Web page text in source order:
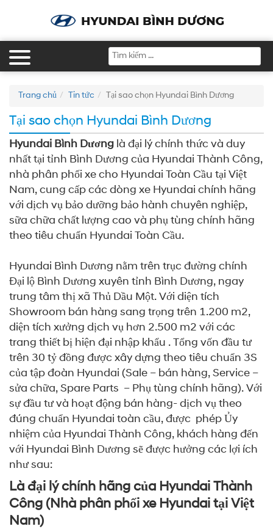
Trang chủ Tin tức Tại sao chọn Hyundai Bình Dương
Tại sao chọn Hyundai Bình Dương
Hyundai Bình Dương là đại lý chính thức và duy
nhất tại tỉnh Bình Dương của Hyundai Thành Công,
nhà phân phối xe cho Hyundai Toàn Cầu tại Việt
Nam, cung cấp các dòng xe Hyundai chính hãng
với dịch vụ bảo dưỡng bảo hành chuyên nghiệp,
sữa chữa chất lượng cao và phụ tùng chính hãng
theo tiêu chuẩn Hyundai Toàn Cầu.
Hyundai Bình Dương nằm trên trục đường chính
Đại lộ Bình Dương xuyên tỉnh Bình Dương, ngay
trung tâm thị xã Thủ Dầu Một. Với diện tích
Showroom bán hàng sang trọng trên 1.200 m2,
diện tích xưởng dịch vụ hơn 2.500 m2 với các
trang thiết bị hiện đại nhập khẩu . Tổng vốn đầu tư
trên 30 tỷ đồng được xây dựng theo tiêu chuẩn 3S
của tập đoàn Hyundai (Sale – bán hàng, Service –
sửa chữa, Spare Parts – Phụ tùng chính hãng). Với
sự đầu tư và hoạt động bán hàng- dịch vụ theo
đúng chuẩn Hyundai toàn cầu, được phép Ủy
nhiệm của Hyundai Thành Công, khách hàng đến
với Hyundai Bình Dương sẽ được hưởng các lợi ích
như sau:
Là đại lý chính hãng của Hyundai Thành
Công (Nhà phân phối xe Hyundai tại Việt
Nam)